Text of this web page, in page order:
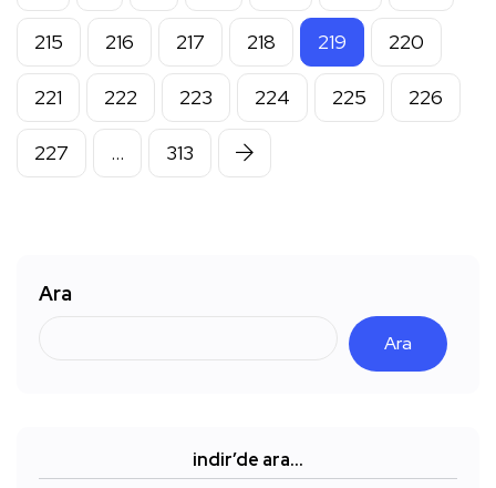
215 216 217 218 219 220
221 222 223 224 225 226
227 … 313
Ara
Ara
indir’de ara…